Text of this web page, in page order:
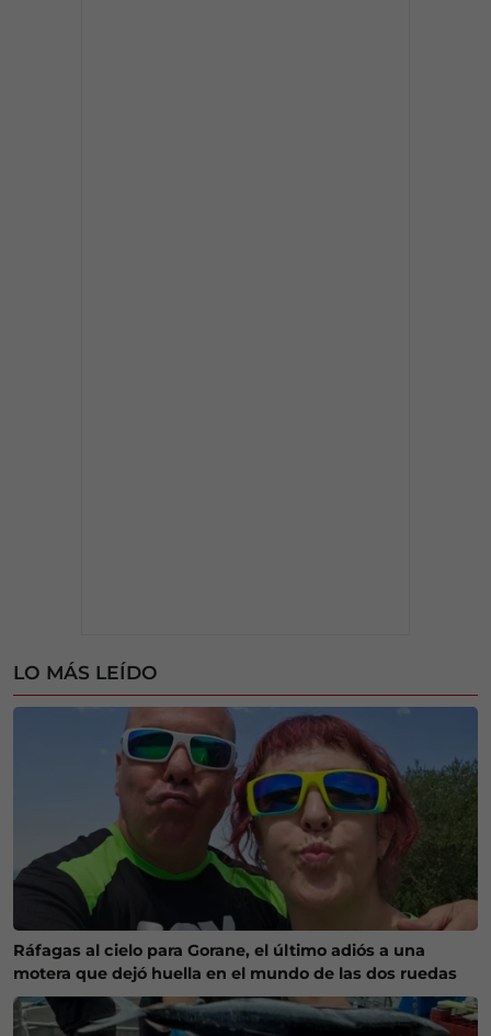
LO MÁS LEÍDO
Ráfagas al cielo para Gorane, el último adiós a una
motera que dejó huella en el mundo de las dos ruedas